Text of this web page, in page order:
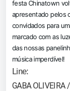
festa Chinatown
apresentado pelos
convidados para
marcado com as
das nossas
música imperdível!
Line:
GABA OLIVEIRA